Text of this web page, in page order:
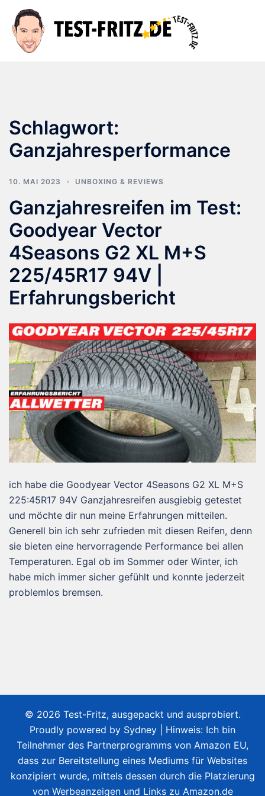
Inhalt
springen
Schlagwort:
Ganzjahresperformance
10. MAI 2023 UNBOXING & REVIEWS
Ganzjahresreifen im Test:
Goodyear Vector
4Seasons G2 XL M+S
225/45R17 94V |
Erfahrungsbericht
ich habe die Goodyear Vector 4Seasons G2 XL M+S
225:45R17 94V Ganzjahresreifen ausgiebig getestet
und möchte dir nun meine Erfahrungen mitteilen.
Generell bin ich sehr zufrieden mit diesen Reifen, denn
sie bieten eine hervorragende Performance bei allen
Temperaturen. Egal ob im Sommer oder Winter, ich
habe mich immer sicher gefühlt und konnte jederzeit
problemlos bremsen.
© 2026 Test-Fritz, ausgepackt und ausprobiert.
Proudly powered by Sydney | Hinweis: Ich bin
Teilnehmer des Partnerprogramms von Amazon EU,
dass zur Bereitstellung eines Mediums für Websites
konzipiert wurde, mittels dessen durch die Platzierung
von Werbeanzeigen und Links zu Amazon.de